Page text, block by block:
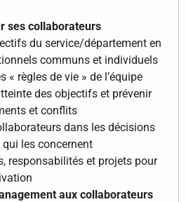
ses collaborateurs
du service/département en
communs et individuels
« règles de vie » de l’équipe
des objectifs et prévenir
et conflits
dans les décisions
les concernent
responsabilités et projets pour
aux collaborateurs